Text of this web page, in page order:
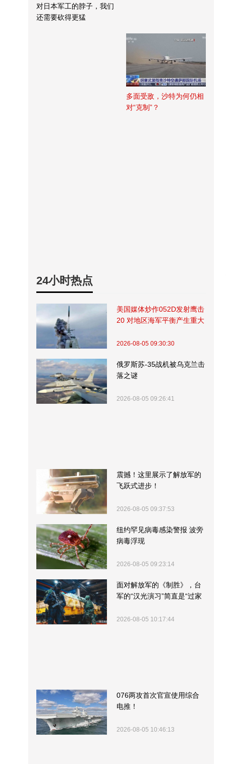
对日本军工的脖子，我们
还需要砍得更猛
多面受敌，沙特为何仍相
对“克制”？
24小时热点
美国媒体炒作052D发射鹰击
20 对地区海军平衡产生重大
2026-08-05 09:30:30
俄罗斯苏-35战机被乌克兰击
落之谜
2026-08-05 09:26:41
震撼！这里展示了解放军的
飞跃式进步！
2026-08-05 09:37:53
纽约罕见病毒感染警报 波旁
病毒浮现
2026-08-05 09:23:14
面对解放军的《制胜》，台
军的“汉光演习”简直是“过家
2026-08-05 10:17:44
076两攻首次官宣使用综合
电推！
2026-08-05 10:46:13